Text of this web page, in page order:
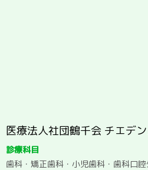
医療法人社団鶴千会 チエデ
診療科目
歯科・矯正歯科・小児歯科・歯科口